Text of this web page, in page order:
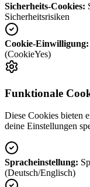
Sicherheits-Cookies:
Sicherheitsrisiken
Cookie-Einwilligung:
(CookieYes)
Funktionale
Diese Cookies bieten
deine Einstellungen
Spracheinstellung:
(Deutsch/Englisch)